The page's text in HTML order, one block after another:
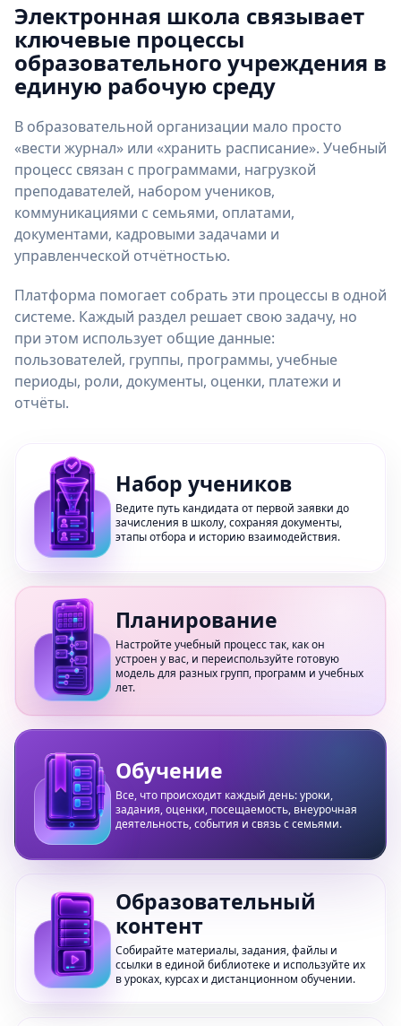
Электронная школа связывает
ключевые процессы
образовательного учреждения в
единую рабочую среду
В образовательной организации мало просто
«вести журнал» или «хранить расписание». Учебный
процесс связан с программами, нагрузкой
преподавателей, набором учеников,
коммуникациями с семьями, оплатами,
документами, кадровыми задачами и
управленческой отчётностью.
Платформа помогает собрать эти процессы в одной
системе. Каждый раздел решает свою задачу, но
при этом использует общие данные:
пользователей, группы, программы, учебные
периоды, роли, документы, оценки, платежи и
отчёты.
Набор учеников
Ведите путь кандидата от первой заявки до
зачисления в школу, сохраняя документы,
этапы отбора и историю взаимодействия.
Планирование
Настройте учебный процесс так, как он
устроен у вас, и переиспользуйте готовую
модель для разных групп, программ и учебных
лет.
Обучение
Все, что происходит каждый день: уроки,
задания, оценки, посещаемость, внеурочная
деятельность, события и связь с семьями.
Образовательный
контент
Собирайте материалы, задания, файлы и
ссылки в единой библиотеке и используйте их
в уроках, курсах и дистанционном обучении.